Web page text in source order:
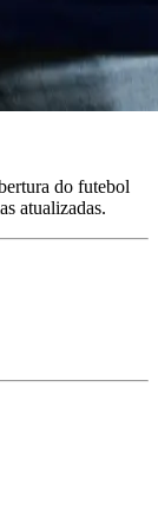
do futebol
atualizadas.